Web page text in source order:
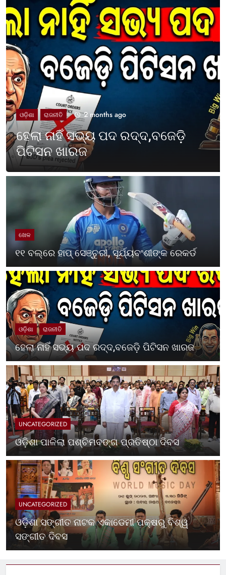
UNCATEGORIZED 2 months ago
ଓଡ଼ିଶା ପାଳିଲା ପଶ୍ଚିମବଙ୍ଗ
ପ୍ରତିଷ୍ଠା ଦିବସ
ଖେଳ
୧୧ ବଲ୍‌ରେ ହାପ୍ ସେଞ୍ଚୁରୀ, ସୂର୍ଯ୍ୟବଂଶୀଙ୍କ ରେକର୍ଡ
ଓଡ଼ିଶା ରାଜନୀତି
ହେଲା ନାହିଁ ସଭ୍ୟ ପଦ ରଦ୍ଦ,ବଜେଡ଼ି ପିଟିସନ ଖାରଜ
UNCATEGORIZED
ଓଡ଼ିଶା ପାଳିଲା ପଶ୍ଚିମବଙ୍ଗ ପ୍ରତିଷ୍ଠା ଦିବସ
UNCATEGORIZED
ଓଡ଼ିଶା ସଙ୍ଗୀତ ନାଟକ ଏକାଡେମୀ ପକ୍ଷରୁ ବିଶ୍ୱ
ସଙ୍ଗୀତ ଦିବସ